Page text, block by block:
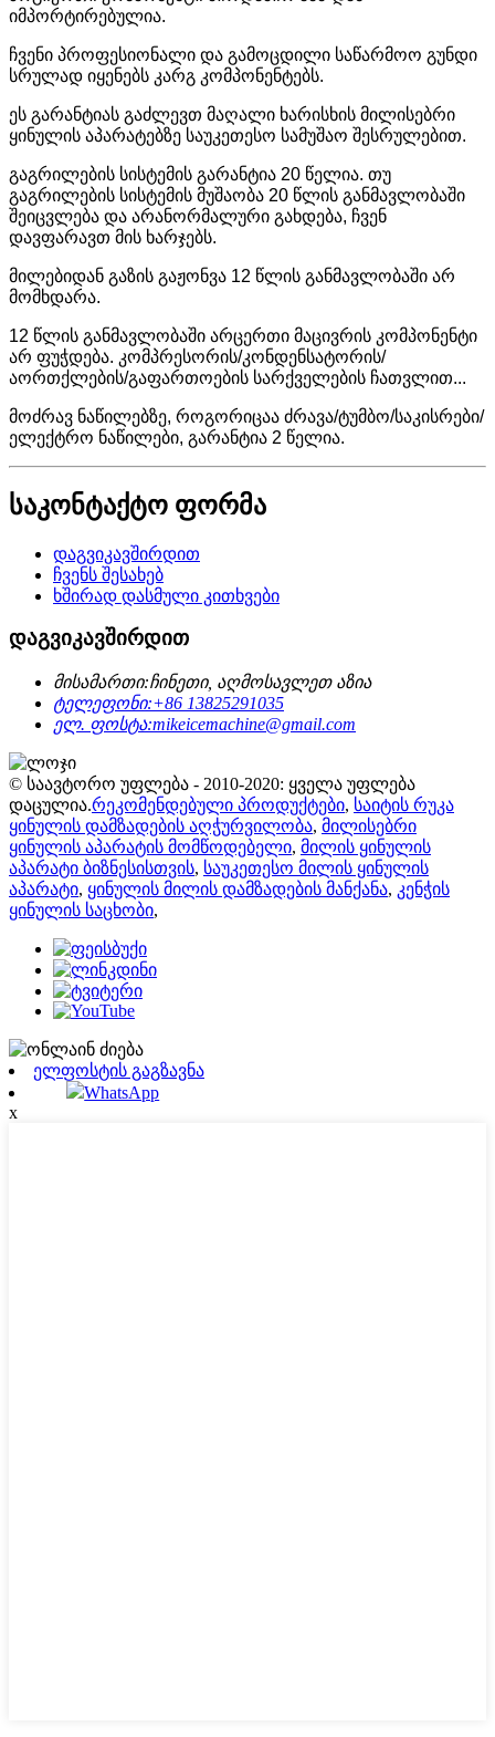
იმპორტირებულია.
ჩვენი პროფესიონალი და გამოცდილი საწარმოო გუნდი
სრულად იყენებს კარგ კომპონენტებს.
ეს გარანტიას გაძლევთ მაღალი ხარისხის მილისებრი
ყინულის აპარატებზე საუკეთესო სამუშაო შესრულებით.
გაგრილების სისტემის გარანტია 20 წელია. თუ
გაგრილების სისტემის მუშაობა 20 წლის განმავლობაში
შეიცვლება და არანორმალური გახდება, ჩვენ
დავფარავთ მის ხარჯებს.
მილებიდან გაზის გაჟონვა 12 წლის განმავლობაში არ
მომხდარა.
12 წლის განმავლობაში არცერთი მაცივრის კომპონენტი
არ ფუჭდება. კომპრესორის/კონდენსატორის/
აორთქლების/გაფართოების სარქველების ჩათვლით...
მოძრავ ნაწილებზე, როგორიცაა ძრავა/ტუმბო/საკისრები/
ელექტრო ნაწილები, გარანტია 2 წელია.
საკონტაქტო ფორმა
დაგვიკავშირდით
ჩვენს შესახებ
ხშირად დასმული კითხვები
დაგვიკავშირდით
მისამართი:ჩინეთი, აღმოსავლეთ აზია
ტელეფონი:+86 13825291035
ელ. ფოსტა:mikeicemachine@gmail.com
© საავტორო უფლება - 2010-2020: ყველა უფლება
დაცულია.რეკომენდებული პროდუქტები, საიტის რუკა
ყინულის დამზადების აღჭურვილობა, მილისებრი
ყინულის აპარატის მომწოდებელი, მილის ყინულის
აპარატი ბიზნესისთვის, საუკეთესო მილის ყინულის
აპარატი, ყინულის მილის დამზადების მანქანა, კენჭის
ყინულის საცხობი,
ელფოსტის გაგზავნა
WhatsApp
x